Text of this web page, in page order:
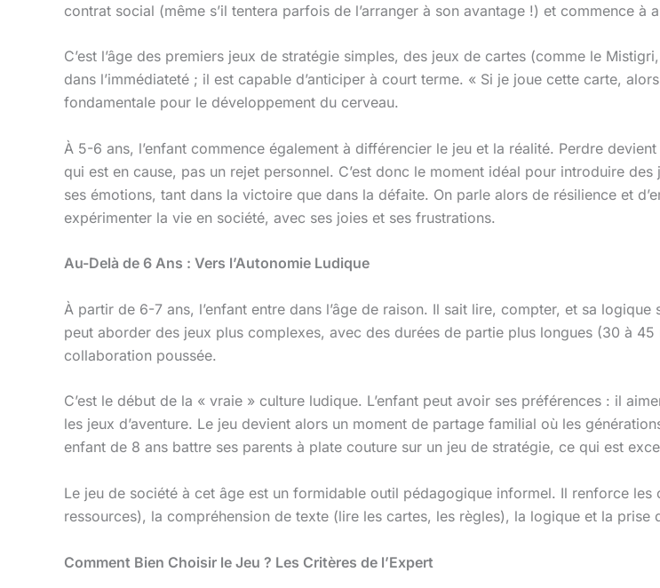
contrat social (même s’il tentera parfois de l’arranger à son avantage !) et commence à
C’est l’âge des premiers jeux de stratégie simples, des jeux de cartes (comme le
dans l’immédiateté ; il est capable d’anticiper à court terme. « Si je joue cette carte,
fondamentale pour le développement du cerveau.
À 5-6 ans, l’enfant commence également à différencier le jeu et la réalité. Perdre
qui est en cause, pas un rejet personnel. C’est donc le moment idéal pour introduire
ses émotions, tant dans la victoire que dans la défaite. On parle alors de résilience et
expérimenter la vie en société, avec ses joies et ses frustrations.
Au-Delà de 6 Ans : Vers l’Autonomie Ludique
À partir de 6-7 ans, l’enfant entre dans l’âge de raison. Il sait lire, compter, et sa logique
peut aborder des jeux plus complexes, avec des durées de partie plus longues (30 à
collaboration poussée.
C’est le début de la « vraie » culture ludique. L’enfant peut avoir ses préférences : il
les jeux d’aventure. Le jeu devient alors un moment de partage familial où les
enfant de 8 ans battre ses parents à plate couture sur un jeu de stratégie, ce qui est
Le jeu de société à cet âge est un formidable outil pédagogique informel. Il renforce
ressources), la compréhension de texte (lire les cartes, les règles), la logique et la prise
Comment Bien Choisir le Jeu ? Les Critères de l’Expert